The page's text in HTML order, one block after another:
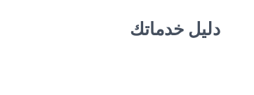
دليل خدماتك